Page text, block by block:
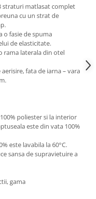
straturi matlasat complet
cu un strat de
o fasie de spuma
de elasticitate.
rama laterala din otel
fata de iarna – vara
poliester si la interior
este din vata 100%
este lavabila la 60°C.
sansa de supravietuire a
gama